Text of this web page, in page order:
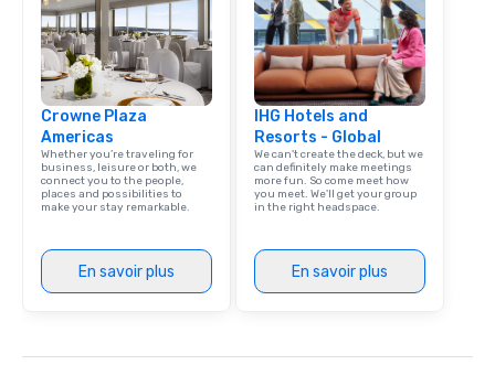
Crowne Plaza
Americas
Whether you’re traveling for
business, leisure or both, we
connect you to the people,
places and possibilities to
make your stay remarkable.
En savoir plus
IHG Hotels and
Resorts - Global
We can't create the deck, but we
can definitely make meetings
more fun. So come meet how
you meet. We'll get your group
in the right headspace.
En savoir plus